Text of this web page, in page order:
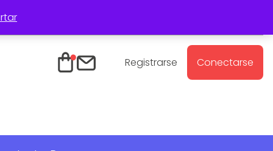
Registrarse Conectarse